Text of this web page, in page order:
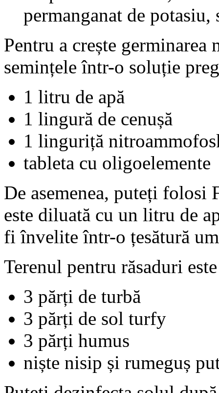
permanganat de potasiu,
Pentru a crește
semințele într-o soluție
1 litru de apă
1 lingură de cenușă
1 linguriță
tableta cu oligoelemente
De asemenea, puteți
este diluată cu un litru de
fi învelite într-o țesătură
Terenul pentru răsaduri
3 părți de turbă
3 părți de sol turfy
3 părți humus
niște nisip și rumeguș